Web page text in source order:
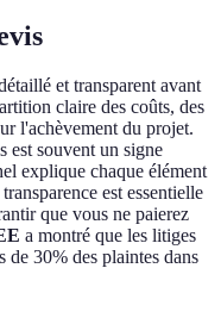
et transparent avant
claire des coûts, des
l'achèvement du projet.
est souvent un signe
explique chaque élément
est essentielle
que vous ne paierez
a montré que les litiges
de 30% des plaintes dans